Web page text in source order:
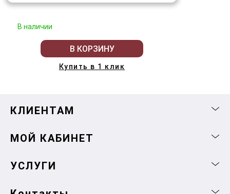
В наличии
В КОРЗИНУ
Купить в 1 клик
КЛИЕНТАМ
МОЙ КАБИНЕТ
УСЛУГИ